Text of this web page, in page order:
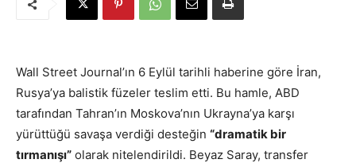
Wall Street Journal’ın 6 Eylül tarihli haberine göre İran,
Rusya’ya balistik füzeler teslim etti. Bu hamle, ABD
tarafından Tahran’ın Moskova’nın Ukrayna’ya karşı
yürüttüğü savaşa verdiği desteğin “dramatik bir
tırmanışı” olarak nitelendirildi. Beyaz Saray, transfer